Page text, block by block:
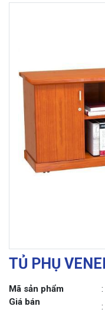
TỦ PHỤ
Mã sản phẩm
Giá bán
: